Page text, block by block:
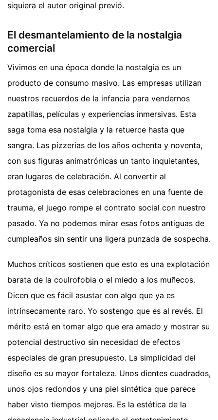
siquiera el autor original previó.
El desmantelamiento de la nostalgia
comercial
Vivimos en una época donde la nostalgia es un
producto de consumo masivo. Las empresas utilizan
nuestros recuerdos de la infancia para vendernos
zapatillas, películas y experiencias inmersivas. Esta
saga toma esa nostalgia y la retuerce hasta que
sangra. Las pizzerías de los años ochenta y noventa,
con sus figuras animatrónicas un tanto inquietantes,
eran lugares de celebración. Al convertir al
protagonista de esas celebraciones en una fuente de
trauma, el juego rompe el contrato social con nuestro
pasado. Ya no podemos mirar esas fotos antiguas de
cumpleaños sin sentir una ligera punzada de sospecha.
Muchos críticos sostienen que esto es una explotación
barata de la coulrofobia o el miedo a los muñecos.
Dicen que es fácil asustar con algo que ya es
intrínsecamente raro. Yo sostengo que es al revés. El
mérito está en tomar algo que era amado y mostrar su
potencial destructivo sin necesidad de efectos
especiales de gran presupuesto. La simplicidad del
diseño es su mayor fortaleza. Unos dientes cuadrados,
unos ojos redondos y una piel sintética que parece
haber visto tiempos mejores. Es la estética de la